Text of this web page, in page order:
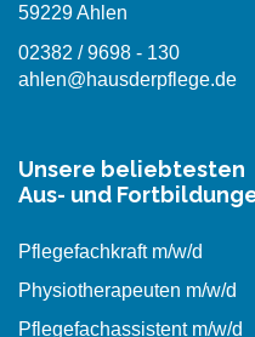
59229 Ahlen
02382 / 9698 - 130
ahlen@hausderpflege.de
Unsere beliebtesten
Aus- und
Pflegefachkraft m/w/d
Physiotherapeuten m/w/d
Pflegefachassistent m/w/d